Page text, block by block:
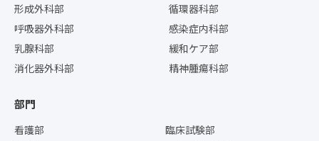
形成外科部
呼吸器外科部
乳腺科部
消化器外科部
循環器科部
感染症内科部
緩和ケア部
精神腫瘍科部
部門
看護部
臨床試験部